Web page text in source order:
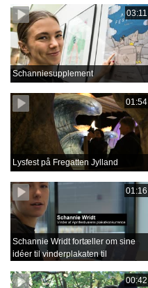
03:11
Schanniesupplement
01:54
Lysfest på Fregatten Jylland
01:16
Schannie Wridt fortæller om sine
idéer til vinderplakaten til
00:42